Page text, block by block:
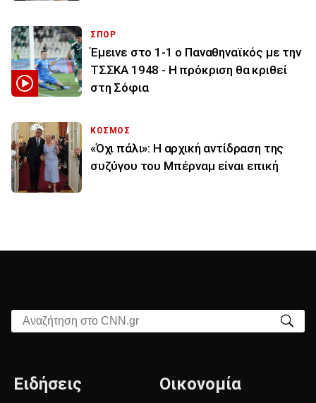
ΣΠΟΡ
Έμεινε στο 1-1 ο Παναθηναϊκός με την
ΤΣΣΚΑ 1948 - Η πρόκριση θα κριθεί
στη Σόφια
ΚΟΣΜΟΣ
«Όχι πάλι»: Η αρχική αντίδραση της
συζύγου του Μπέρναμ είναι επική
Αναζήτηση στο CNN.gr
Ειδήσεις Οικονομία